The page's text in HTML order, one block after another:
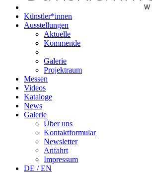
Künstler*innen
Ausstellungen
Aktuelle
Kommende
Galerie
Projektraum
Messen
Videos
Kataloge
News
Galerie
Über uns
Kontaktformular
Newsletter
Anfahrt
Impressum
DE / EN